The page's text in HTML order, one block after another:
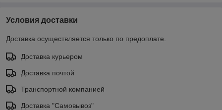
Условия доставки
Доставка осуществляется только по предоплате.
Доставка курьером
Доставка почтой
Транспортной компанией
Доставка "Самовывоз"